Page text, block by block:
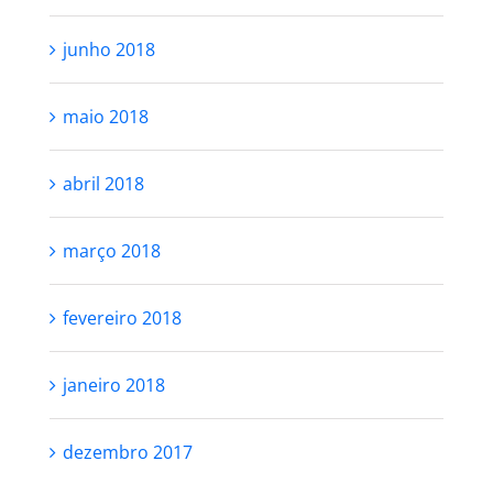
junho 2018
maio 2018
abril 2018
março 2018
fevereiro 2018
janeiro 2018
dezembro 2017